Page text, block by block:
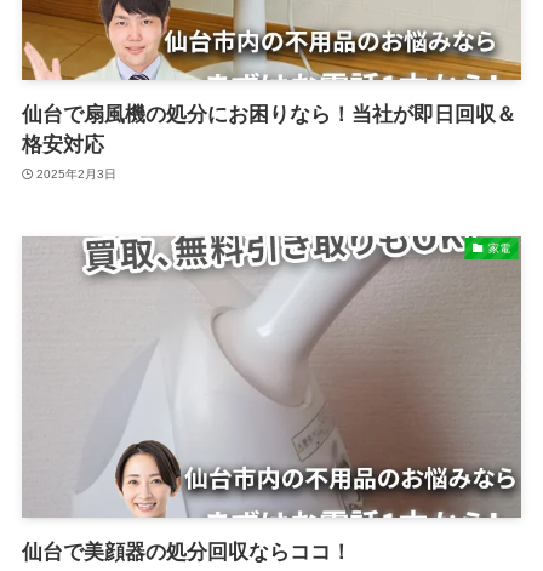
仙台で扇風機の処分にお困りなら！当社が即日回収＆
格安対応
2025年2月3日
家電
仙台で美顔器の処分回収ならココ！